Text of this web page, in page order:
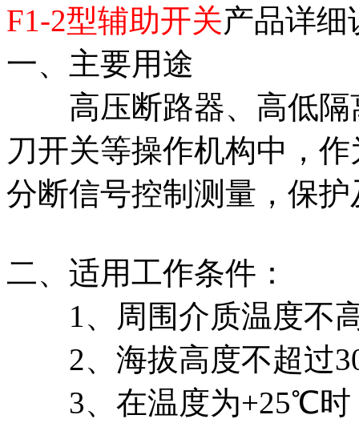
F1-2型辅助开关产品详细
一、主要用途
高压断路器、高低隔
刀开关等操作机构中，
分断信号控制测量，保
二、适用工作条件：
1、周围介质温度不
2、海拔高度不超过
3、在温度为+25℃时